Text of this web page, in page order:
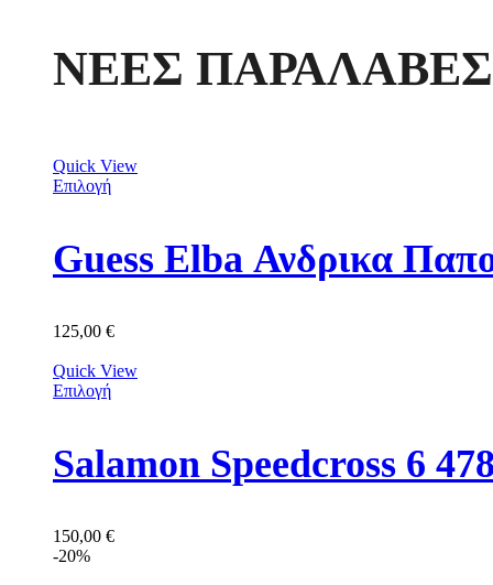
ΝΕΕΣ ΠΑΡΑΛΑΒΕΣ
Quick View
Επιλογή
Guess Elba Ανδρικα
125,00 €
Quick View
Επιλογή
Salamon Speedcross 6
150,00 €
-20%